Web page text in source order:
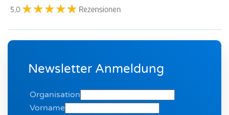
Newsletter Anmeldung
Organisation
Vorname